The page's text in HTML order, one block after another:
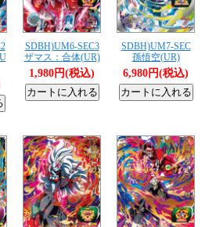
SDBH)UM6-SEC3
ザマス：合体(UR)
1,980円(税込)
SDBH)UM7-SEC
孫悟空(UR)
6,980円(税込)